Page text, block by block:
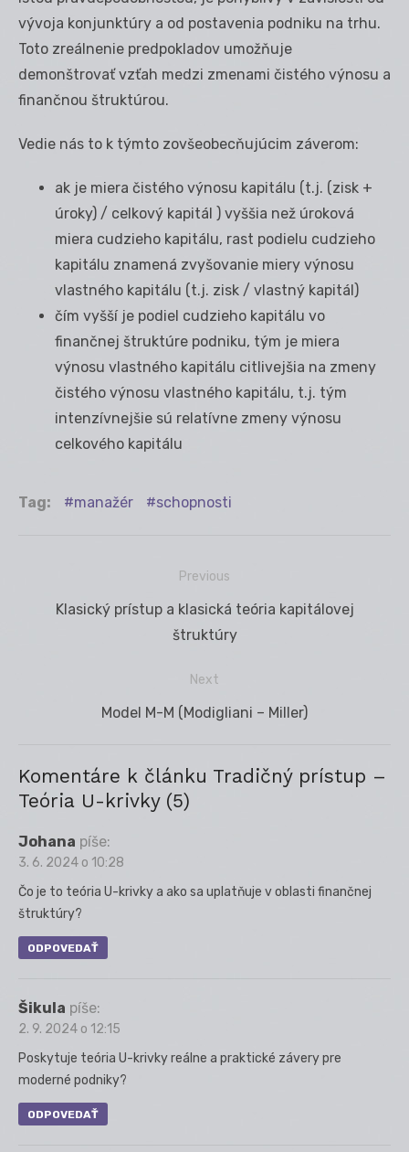
vývoja konjunktúry a od postavenia podniku na trhu.
Toto zreálnenie predpokladov umožňuje
demonštrovať vzťah medzi zmenami čistého výnosu a
finančnou štruktúrou.
Vedie nás to k týmto zovšeobecňujúcim záverom:
ak je miera čistého výnosu kapitálu (t.j. (zisk +
úroky) / celkový kapitál ) vyššia než úroková
miera cudzieho kapitálu, rast podielu cudzieho
kapitálu znamená zvyšovanie miery výnosu
vlastného kapitálu (t.j. zisk / vlastný kapitál)
čím vyšší je podiel cudzieho kapitálu vo
finančnej štruktúre podniku, tým je miera
výnosu vlastného kapitálu citlivejšia na zmeny
čistého výnosu vlastného kapitálu, t.j. tým
intenzívnejšie sú relatívne zmeny výnosu
celkového kapitálu
Tag: manažér schopnosti
Previous
Previous
Klasický prístup a klasická teória kapitálovej
štruktúry
Next
Next
Model M-M (Modigliani – Miller)
Komentáre k článku Tradičný prístup –
Teória U-krivky (5)
Johana píše:
3. 6. 2024 o 10:28
Čo je to teória U-krivky a ako sa uplatňuje v oblasti finančnej
štruktúry?
ODPOVEDAŤ
Šikula píše:
2. 9. 2024 o 12:15
Poskytuje teória U-krivky reálne a praktické závery pre
moderné podniky?
ODPOVEDAŤ